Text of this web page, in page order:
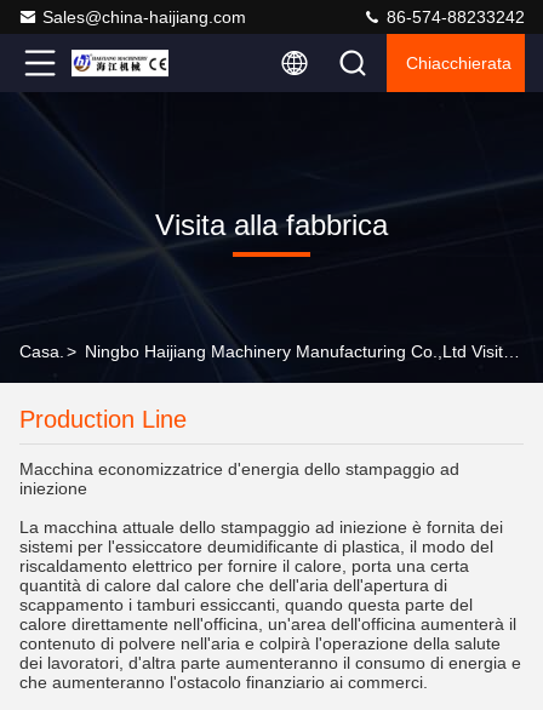
Sales@china-haijiang.com 86-574-88233242
Chiacchierata
Visita alla fabbrica
Casa. >
Production Line
Macchina economizzatrice d'energia dello stampaggio ad
iniezione
La macchina attuale dello stampaggio ad iniezione è fornita dei
sistemi per l'essiccatore deumidificante di plastica, il modo del
riscaldamento elettrico per fornire il calore, porta una certa
quantità di calore dal calore che dell'aria dell'apertura di
scappamento i tamburi essiccanti, quando questa parte del
calore direttamente nell'officina, un'area dell'officina aumenterà il
contenuto di polvere nell'aria e colpirà l'operazione della salute
dei lavoratori, d'altra parte aumenteranno il consumo di energia e
che aumenteranno l'ostacolo finanziario ai commerci.